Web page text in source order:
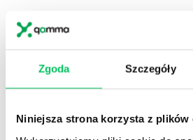
Zgoda Szczegóły
Niniejsza strona korzysta z plików
Autorskie raporty, wartościowy